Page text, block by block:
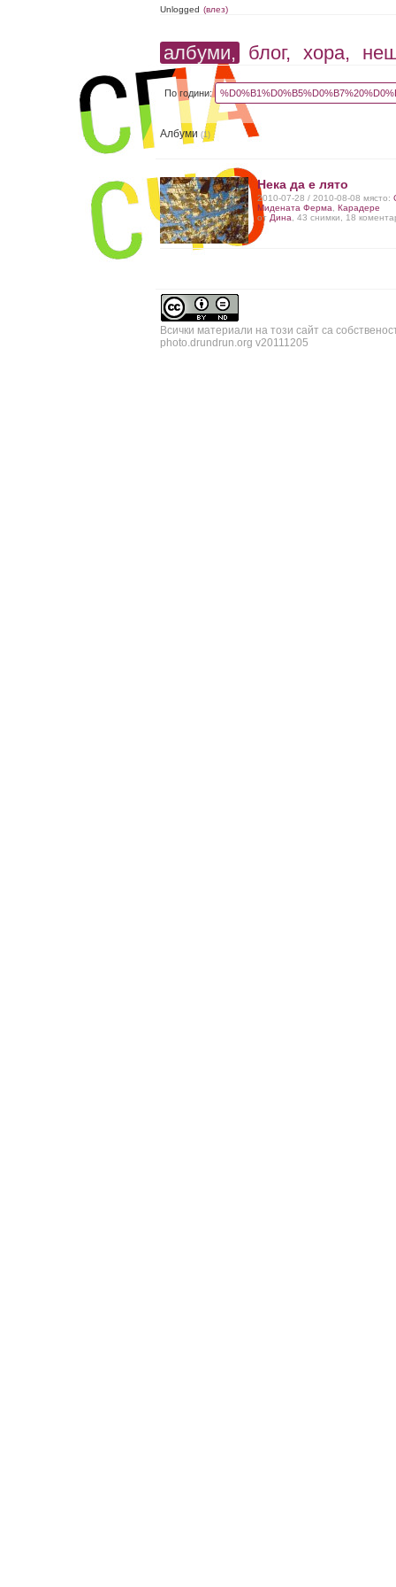
Unlogged (влез)
албуми, блог, хора,
По години:
Албуми(1)
Нека да е лято
2010-07-28 / 2010-08-08 място:
Мидената Ферма
,Карадере
от Дина , 43 снимки, 18
Всички материали на този сайт са
photo.drundrun.org v20111205